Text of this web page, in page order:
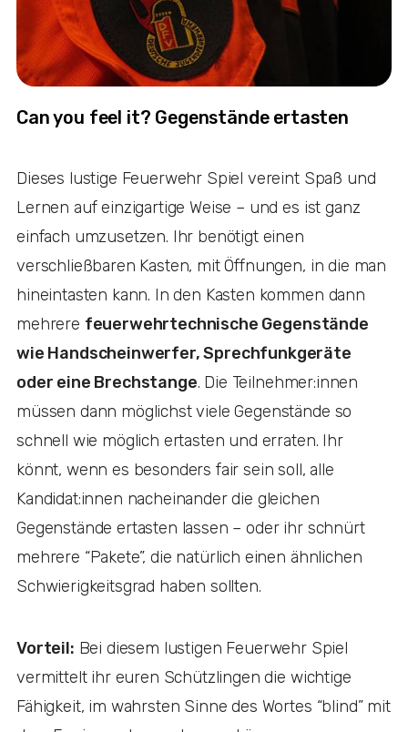
Can you feel it? Gegenstände ertasten
Dieses lustige Feuerwehr Spiel vereint Spaß und
Lernen auf einzigartige Weise – und es ist ganz
einfach umzusetzen. Ihr benötigt einen
verschließbaren Kasten, mit Öffnungen, in die man
hineintasten kann. In den Kasten kommen dann
mehrere feuerwehrtechnische Gegenstände
wie Handscheinwerfer, Sprechfunkgeräte
oder eine Brechstange. Die Teilnehmer:innen
müssen dann möglichst viele Gegenstände so
schnell wie möglich ertasten und erraten. Ihr
könnt, wenn es besonders fair sein soll, alle
Kandidat:innen nacheinander die gleichen
Gegenstände ertasten lassen – oder ihr schnürt
mehrere “Pakete”, die natürlich einen ähnlichen
Schwierigkeitsgrad haben sollten.
Vorteil: Bei diesem lustigen Feuerwehr Spiel
vermittelt ihr euren Schützlingen die wichtige
Fähigkeit, im wahrsten Sinne des Wortes “blind” mit